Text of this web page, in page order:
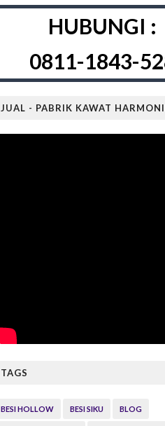
HUBUNGI :
0811-1843-
JUAL - PABRIK KAWAT
TAGS
BESI HOLLOW BESI SIKU BLOG